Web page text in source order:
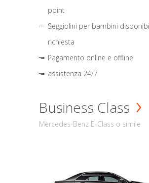
point
Seggiolini per bambini
richiesta
Pagamento online e offline
assistenza 24/7
Business Class
Mercedes-Benz E-Class o simile